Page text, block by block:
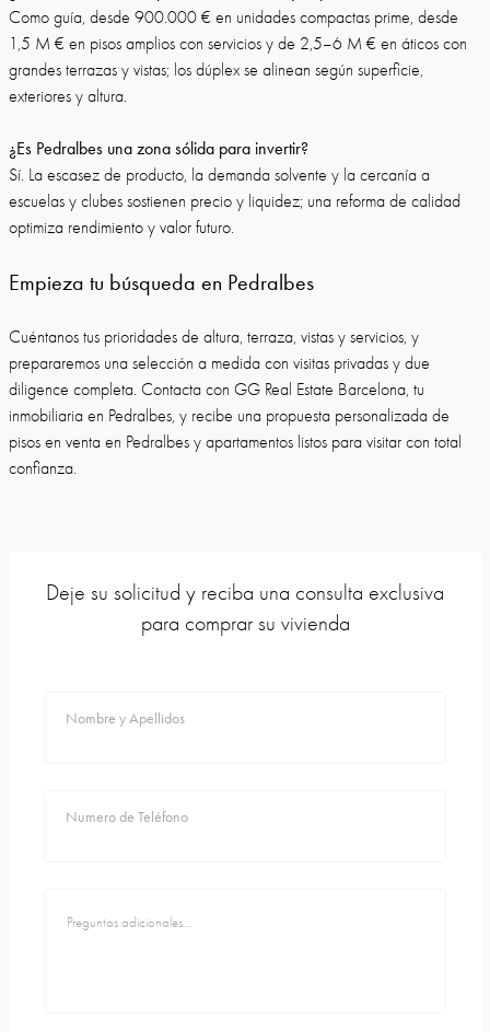
Como guía, desde 900.000 € en unidades compactas prime, desde
1,5 M € en pisos amplios con servicios y de 2,5–6 M € en áticos con
grandes terrazas y vistas; los dúplex se alinean según superficie,
exteriores y altura.
¿Es Pedralbes una zona sólida para invertir?
Sí. La escasez de producto, la demanda solvente y la cercanía a
escuelas y clubes sostienen precio y liquidez; una reforma de calidad
optimiza rendimiento y valor futuro.
Empieza tu búsqueda en Pedralbes
Cuéntanos tus prioridades de altura, terraza, vistas y servicios, y
prepararemos una selección a medida con visitas privadas y due
diligence completa. Contacta con GG Real Estate Barcelona, tu
inmobiliaria en Pedralbes, y recibe una propuesta personalizada de
pisos en venta en Pedralbes y apartamentos listos para visitar con total
confianza.
Deje su solicitud y reciba una consulta exclusiva
para comprar su vivienda
Nombre y Apellidos
Numero de Teléfono